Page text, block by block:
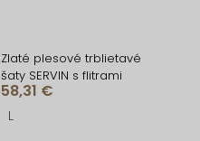
Zlaté plesové trblietavé
šaty SERVIN s flitrami
58,31 €
L